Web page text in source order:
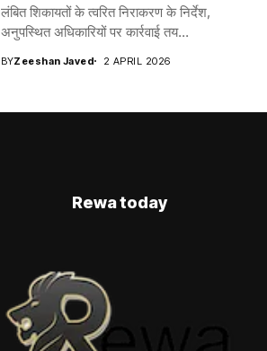
लंबित शिकायतों के त्वरित निराकरण के निर्देश,
अनुपस्थित अधिकारियों पर कार्रवाई तय...
BYZeeshan Javed 2 APRIL 2026
Rewa today